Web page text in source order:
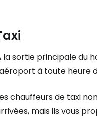
la sortie principale du
à toute heure
chauffeurs de taxi
mais ils vous